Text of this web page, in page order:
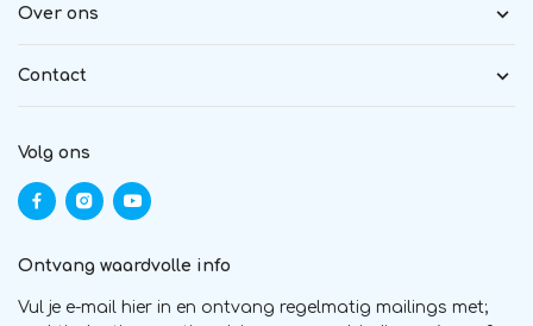
Over ons
Contact
Volg ons
Ontvang waardvolle info
Vul je e-mail hier in en ontvang regelmatig mailings met;